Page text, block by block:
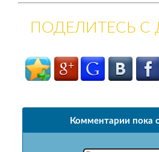
ПОДЕЛИТЕСЬ С
Комментарии пока